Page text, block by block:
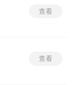
查看
查看